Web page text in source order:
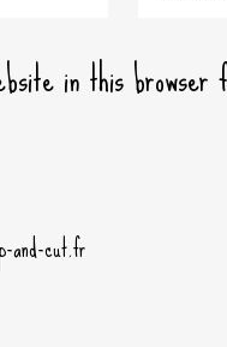
in this
and-cut.fr